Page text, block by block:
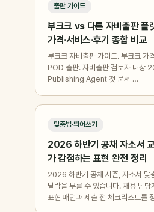
출판 가이드
부크크 vs 다른 자비출판
가격·서비스·후기 종합 비교
부크크 자비출판 가이드. 부크크 가
POD 출판. 자비출판 검토자 대상
Publishing Agent 첫 문서 …
맞춤법·띄어쓰기
2026 하반기 공채 자소서
가 감점하는 표현 완전 정리
2026 하반기 공채 시즌, 자소서 맞
탈락을 부를 수 있습니다. 채용 담
표현 패턴과 제출 전 체크리스트를